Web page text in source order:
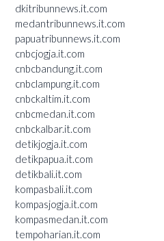
dkitribunnews.it.com
medantribunnews.it.com
papuatribunnews.it.com
cnbcjogja.it.com
cnbcbandung.it.com
cnbclampung.it.com
cnbckaltim.it.com
cnbcmedan.it.com
cnbckalbar.it.com
detikjogja.it.com
detikpapua.it.com
detikbali.it.com
kompasbali.it.com
kompasjogja.it.com
kompasmedan.it.com
tempoharian.it.com